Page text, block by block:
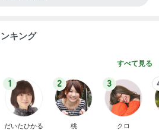
キング
すべて見る
1
だいたひかる
2
桃
3
クロ